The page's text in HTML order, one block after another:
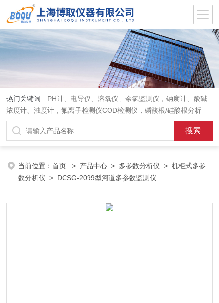
热门关键词： PH计、电导仪、溶氧仪、余氯监测仪，钠度计、酸碱
浓度计、浊度计，氟离子检测仪COD检测仪，磷酸根/硅酸根分析
仪，PH电极、溶氧电极、电导电极
当前位置：首页 > 产品中心 > 多参数分析仪 >机柜式多参
数分析仪 > DCSG-2099型河道多参数监测仪